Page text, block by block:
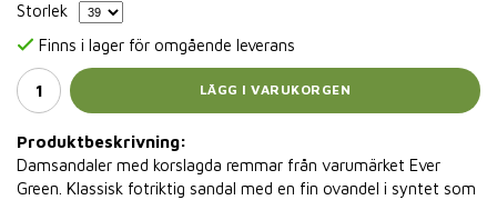
Storlek
Finns i lager för omgående leverans
LÄGG I VARUKORGEN
Produktbeskrivning:
Damsandaler med korslagda remmar från varumärket Ever
Green. Klassisk fotriktig sandal med en fin ovandel i syntet som